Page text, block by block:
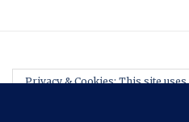
Privacy & Cookies: This site
To find out more, including how